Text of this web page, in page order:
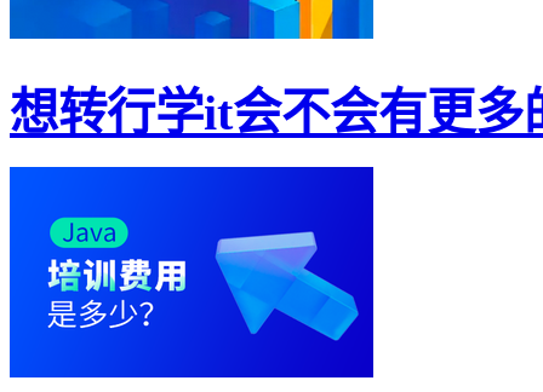
想转行学it会不会有更多